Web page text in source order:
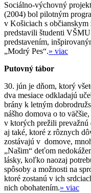
Sociálno-výchovný
(2004) bol pilotným
v Košiciach s
predstavili študenti
predstavením,
„Modrý Pes“.» viac
Putovný tábor
30. jún je dňom, ktorý
dva mesiace odkladajú
brány k letným
nášho domova o to
v ktorých prežili prevažnú
aj také, ktoré z rôznych
zostávajú v domove,
„Našim“ deťom
lásky, koľko naozaj
spôsoby a možnosti na
ktoré zostanú v ich
nich obohatením.» viac